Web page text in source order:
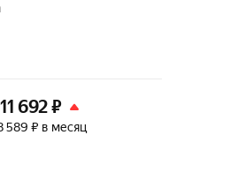
692₽
589 ₽ в месяц